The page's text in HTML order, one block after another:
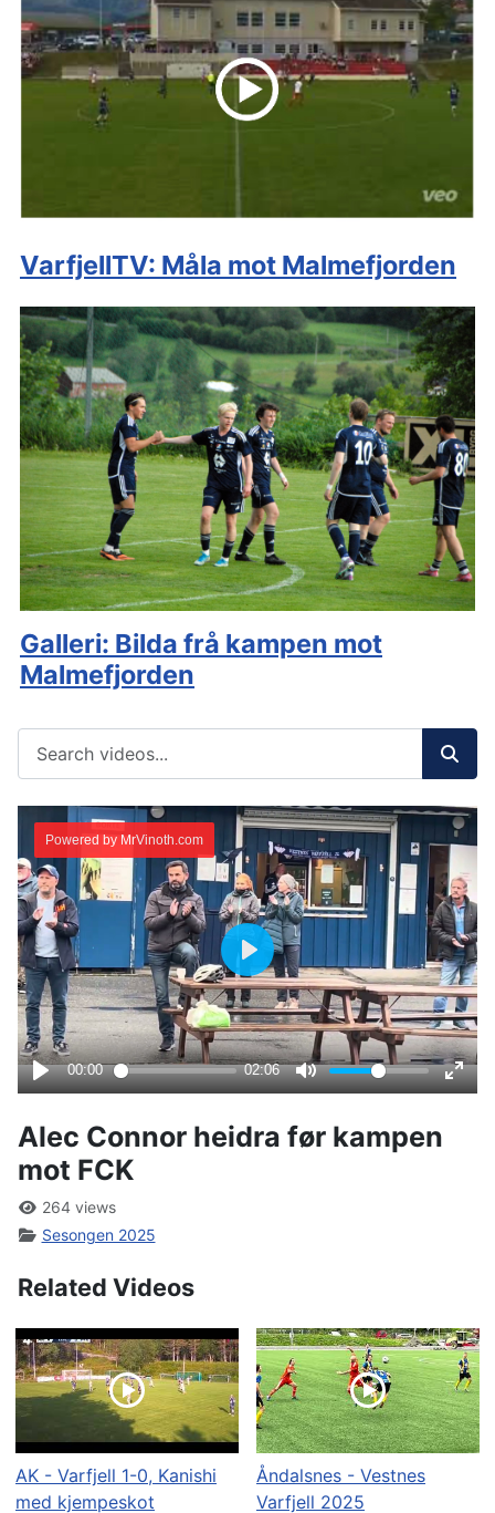
VarfjellTV: Måla mot Malmefjorden
Galleri: Bilda frå kampen mot
Malmefjorden
Alec Connor heidra før kampen
mot FCK
264 views
Sesongen 2025
Related Videos
AK - Varfjell 1-0, Kanishi
med kjempeskot
Åndalsnes - Vestnes
Varfjell 2025